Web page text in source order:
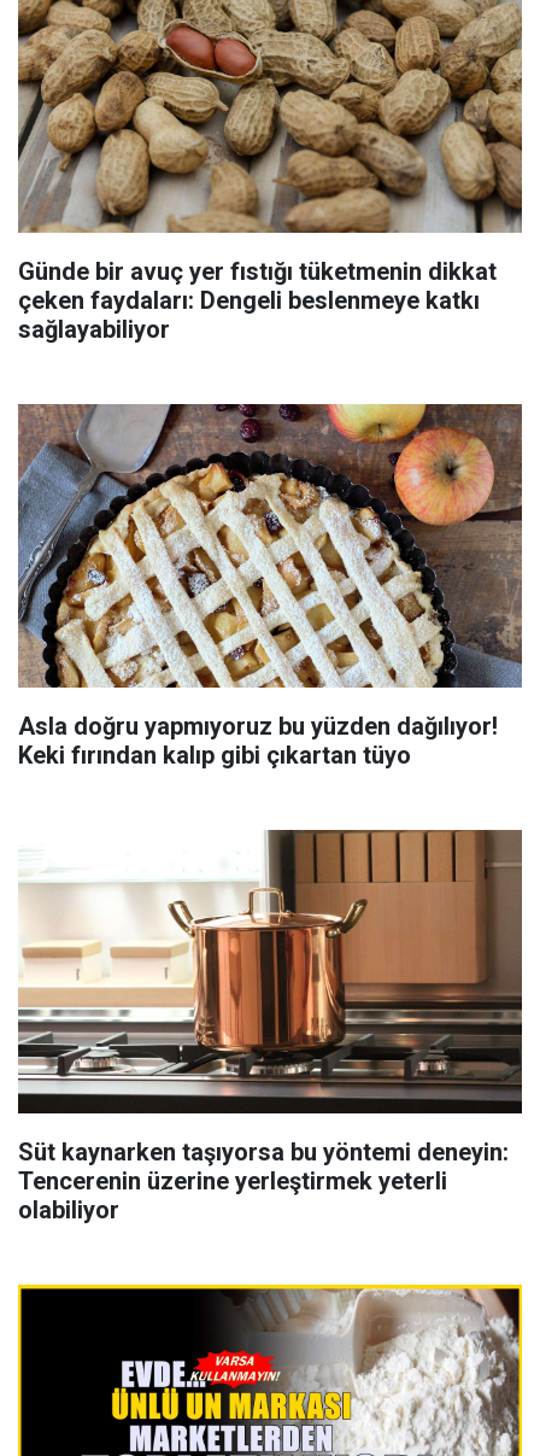
Günde bir avuç yer fıstığı tüketmenin dikkat
çeken faydaları: Dengeli beslenmeye katkı
sağlayabiliyor
Asla doğru yapmıyoruz bu yüzden dağılıyor!
Keki fırından kalıp gibi çıkartan tüyo
Süt kaynarken taşıyorsa bu yöntemi deneyin:
Tencerenin üzerine yerleştirmek yeterli
olabiliyor